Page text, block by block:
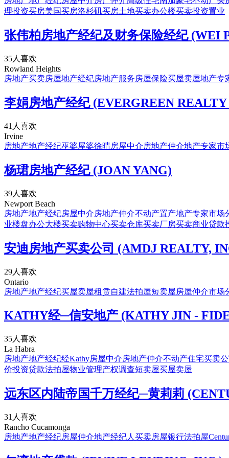
理投资买房美国买房洛杉矶买房土地买卖办公楼买卖投资置业
张伟柏房地产经纪及财务保险经纪 (WEI
35人喜欢
Rowland Heights
房地产买卖房屋地产经纪房地产服务房屋保险买屋卖屋地产专
李娟房地产经纪 (EVERGREEN
41人喜欢
Irvine
房地产地产经纪巫婆屋婆徐晴房屋中介房地产仲介地产专家市
杨珺房地产经纪 (JOAN YANG)
39人喜欢
Newport Beach
房地产地产经纪房屋中介房地产仲介不动产置产地产专家市场
业楼盘办公大楼买卖购物中心买卖仓库买卖厂房买卖商业贷款
安迪房地产买卖公司 (AMDJ REALTY,
29人喜欢
Ontario
房地产地产经纪买屋卖屋租赁自建法拍屋短卖屋房屋仲介市场
KATHY经─信安地产 (KATHY JIN -
35人喜欢
La Habra
房地产地产经纪经Kathy房屋中介房地产仲介不动产住宅买卖
价投资贷款法拍屋物业管理产权调查短卖屋买屋卖屋
远东区内陆帝国千万经纪─黄莉莉
31人喜欢
Rancho Cucamonga
房地产地产经纪房屋仲介地产经纪人 买卖房屋银行法拍屋